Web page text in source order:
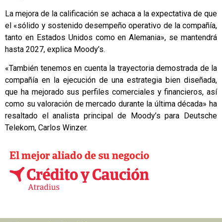
La mejora de la calificación se achaca a la expectativa de que
el «sólido y sostenido desempeño operativo de la compañía,
tanto en Estados Unidos como en Alemania», se mantendrá
hasta 2027, explica Moody’s.
«También tenemos en cuenta la trayectoria demostrada de la
compañía en la ejecución de una estrategia bien diseñada,
que ha mejorado sus perfiles comerciales y financieros, así
como su valoración de mercado durante la última década» ha
resaltado el analista principal de Moody’s para Deutsche
Telekom, Carlos Winzer.